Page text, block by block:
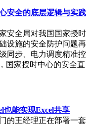
安全的底层逻辑与实践
安全局对我国国家授时
设施的安全防护问题再
同步、电力调度精准控
国家授时中心的安全直
也能实现Excel共享
的王经理正在部署一套